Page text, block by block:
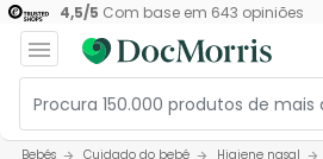
4,5/5 Com base em 643 opiniões
Bebés Cuidado do bebé Higiene nasal